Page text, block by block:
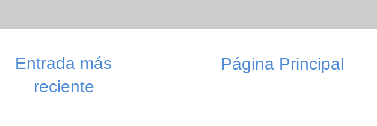
Entrada más
reciente
Página Principal